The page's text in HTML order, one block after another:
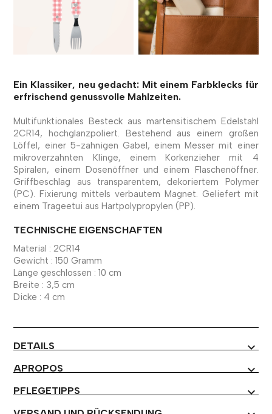
Ein Klassiker, neu gedacht: Mit einem Farbklecks für
erfrischend genussvolle Mahlzeiten.
Multifunktionales Besteck aus martensitischem Edelstahl
2CR14, hochglanzpoliert. Bestehend aus einem großen
Löffel, einer 5-zahnigen Gabel, einem Messer mit einer
mikroverzahnten Klinge, einem Korkenzieher mit 4
Spiralen, einem Dosenöffner und einem Flaschenöffner.
Griffbeschlag aus transparentem, dekoriertem Polymer
(PC). Fixierung mittels verbautem Magnet. Geliefert mit
einem Trageetui aus Hartpolypropylen (PP).
TECHNISCHE EIGENSCHAFTEN
Material : 2CR14
Gewicht : 150 Gramm
Länge geschlossen : 10 cm
Breite : 3,5 cm
Dicke : 4 cm
DETAILS expand_more
APROPOS expand_more
PFLEGETIPPS expand_more